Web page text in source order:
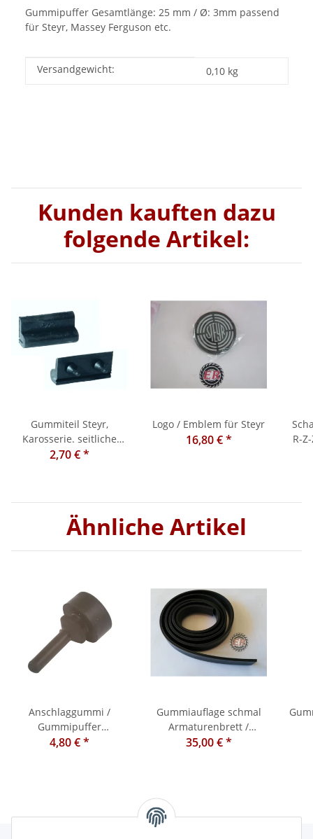
Gummipuffer Gesamtlänge: 25 mm / Ø: 3mm passend
für Steyr, Massey Ferguson etc.
Produkteigenschaft
Wert
Versandgewicht: 0,10 kg
Kunden kauften dazu
folgende Artikel:
Gummiteil Steyr,
Karosserie. seitliche
Motorabdeckung Steyr
2,70 €*
Logo / Emblem für Steyr
16,80 €*
R-
Ähnliche Artikel
Puffer
Anschlaggummi /
Gummipuffer
Motorhaube Steyr /
4,80 €*
Gummiauflage schmal
Armaturenbrett /
Motorhaube
35,00 €*